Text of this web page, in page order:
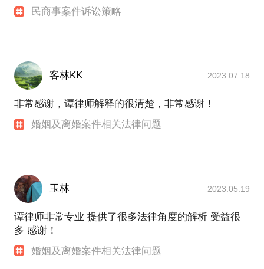
民商事案件诉讼策略
客林KK 2023.07.18
非常感谢，谭律师解释的很清楚，非常感谢！
婚姻及离婚案件相关法律问题
玉林 2023.05.19
谭律师非常专业 提供了很多法律角度的解析 受益很
多 感谢！
婚姻及离婚案件相关法律问题